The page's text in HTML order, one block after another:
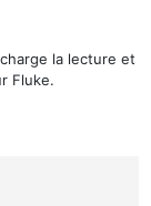
la lecture et
Fluke.